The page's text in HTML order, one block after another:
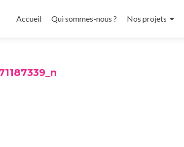
au
Accueil Qui sommes-nous ? Nos projets